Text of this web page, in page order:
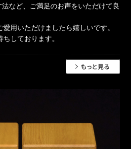
など、ご満足のお声をいただけて良
用いただけましたら嬉しいです。
しております。